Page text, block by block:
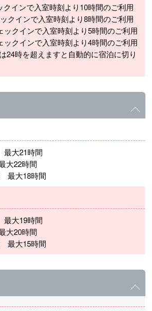
クインで入室時刻より10時間のご利用
クインで入室時刻より8時間のご利用
ックインで入室時刻より5時間のご利用
ックインで入室時刻より4時間のご利用
24時を超えますと自動的に宿泊に切り
大21時間
大22時間
最大18時間
大19時間
大20時間
最大15時間